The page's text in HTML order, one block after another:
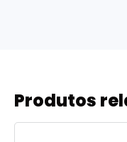
Produtos